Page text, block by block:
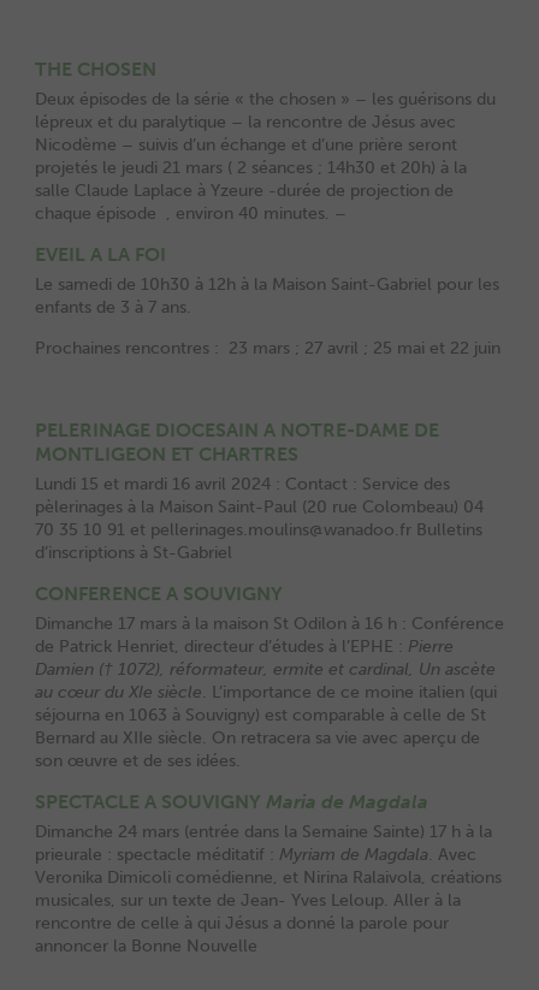
THE CHOSEN
Deux épisodes de la série « the chosen » – les guérisons du
lépreux et du paralytique – la rencontre de Jésus avec
Nicodème – suivis d’un échange et d’une prière seront
projetés le jeudi 21 mars ( 2 séances ; 14h30 et 20h) à la
salle Claude Laplace à Yzeure -durée de projection de
chaque épisode , environ 40 minutes. –
EVEIL A LA FOI
Le samedi de 10h30 à 12h à la Maison Saint-Gabriel pour les
enfants de 3 à 7 ans.
Prochaines rencontres : 23 mars ; 27 avril ; 25 mai et 22 juin
PELERINAGE DIOCESAIN A NOTRE-DAME DE
MONTLIGEON ET CHARTRES
Lundi 15 et mardi 16 avril 2024 : Contact : Service des
pèlerinages à la Maison Saint-Paul (20 rue Colombeau) 04
70 35 10 91 et pellerinages.moulins@wanadoo.fr Bulletins
d’inscriptions à St-Gabriel
CONFERENCE A SOUVIGNY
Dimanche 17 mars à la maison St Odilon à 16 h : Conférence
de Patrick Henriet, directeur d’études à l’EPHE : Pierre
Damien († 1072), réformateur, ermite et cardinal, Un ascète
au cœur du XIe siècle. L’importance de ce moine italien (qui
séjourna en 1063 à Souvigny) est comparable à celle de St
Bernard au XIIe siècle. On retracera sa vie avec aperçu de
son œuvre et de ses idées.
SPECTACLE A SOUVIGNY Maria de Magdala
Dimanche 24 mars (entrée dans la Semaine Sainte) 17 h à la
prieurale : spectacle méditatif : Myriam de Magdala. Avec
Veronika Dimicoli comédienne, et Nirina Ralaivola, créations
musicales, sur un texte de Jean- Yves Leloup. Aller à la
rencontre de celle à qui Jésus a donné la parole pour
annoncer la Bonne Nouvelle